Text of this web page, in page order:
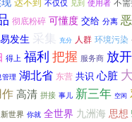
不仅仅 见到
彻底粉碎 可懂度 交给 分离
易发生 采集 充分 人群 环境污染
得上 福利 把握 服务商 放开
管理 湖北省 东营 共识 心脏
高清 拼接 事儿 新三年 空闲
新世界 你就 全世界 九洲海 思想